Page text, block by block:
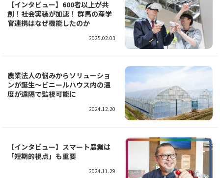
【インタビュー】600者以上が共
創！社会実装が加速！ 群馬の産学
官連携はなぜ機能したのか
2025.02.03
農業法人の悩みからソリューショ
ンが誕生～ビニールハウス内の温
度が遠隔で監視可能に
2024.12.20
【インタビュー】スマート農業は
「短期的視点」も重要
2024.11.29